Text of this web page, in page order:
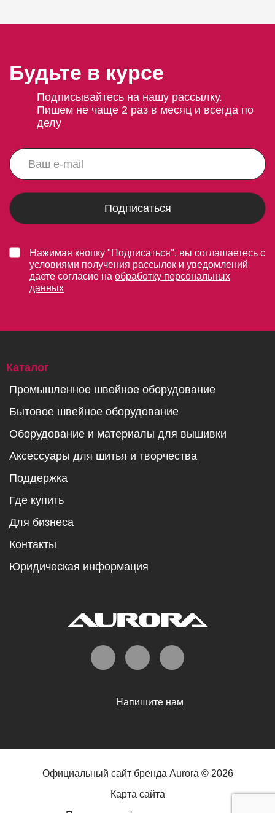
Будьте в курсе
Подписывайтесь на нашу рассылку.
Пишем не чаще 2 раз в месяц и всегда по
делу
Подписаться
Нажимая кнопку "Подписаться", вы соглашаетесь с
условиями получения рассылок и уведомлений
даете согласие на обработку персональных
данных
Напишите нам
Каталог
Промышленное швейное оборудование
Бытовое швейное оборудование
Оборудование и материалы для вышивки
Аксессуары для шитья и творчества
Поддержка
Где купить
Для бизнеса
Контакты
Юридическая информация
Официальный сайт бренда Aurora © 2026
Карта сайта